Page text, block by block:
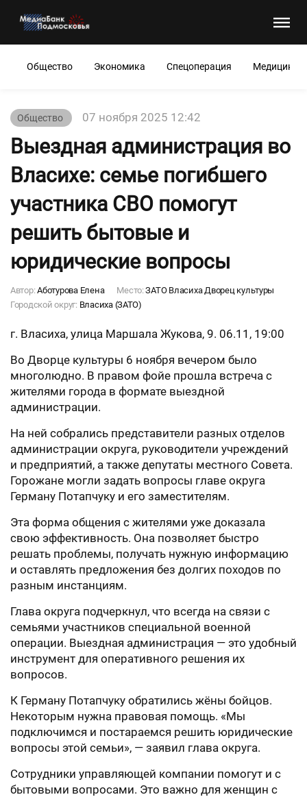
Общество Экономика Спецоперация Медицина
Общество 07 ноября 2025 12:42
Выездная администрация во
Власихе: семье погибшего
участника СВО помогут
решить бытовые и
юридические вопросы
Автор:Аботурова Елена Место:ЗАТО Власиха Дворец культуры
Городской округ: Власиха (ЗАТО)
г. Власиха, улица Маршала Жукова, 9. 06.11, 19:00
Во Дворце культуры 6 ноября вечером было
многолюдно. В правом фойе прошла встреча с
жителями города в формате выездной
администрации.
На ней собрались представители разных отделов
администрации округа, руководители учреждений
и предприятий, а также депутаты местного Совета.
Горожане могли задать вопросы главе округа
Герману Потапчуку и его заместителям.
Эта форма общения с жителями уже доказала
свою эффективность. Она позволяет быстро
решать проблемы, получать нужную информацию
и оставлять предложения без долгих походов по
разным инстанциям.
Глава округа подчеркнул, что всегда на связи с
семьями участников специальной военной
операции. Выездная администрация — это удобный
инструмент для оперативного решения их
вопросов.
К Герману Потапчуку обратились жёны бойцов.
Некоторым нужна правовая помощь. «Мы
подключимся и постараемся решить юридические
вопросы этой семьи», — заявил глава округа.
Сотрудники управляющей компании помогут и с
бытовыми вопросами. Это важно для женщин с